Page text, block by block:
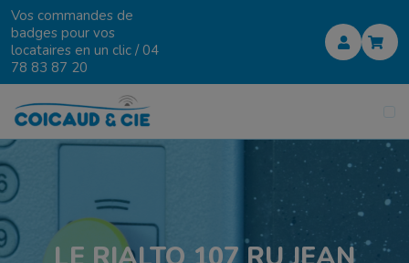
Vos commandes de
badges pour vos
locataires en un clic /04
78 83 87 20